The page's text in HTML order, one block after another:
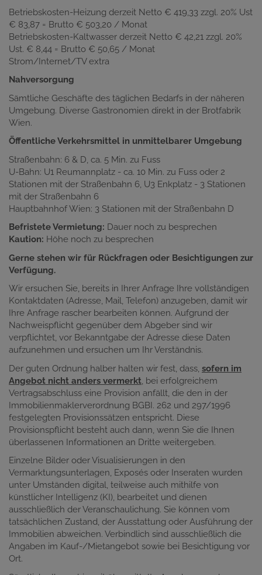
Betriebskosten-Heizung derzeit Netto € 419,33 zzgl. 20% Ust
€ 83,87 = Brutto € 503,20 / Monat
Betriebskosten-Kaltwasser derzeit Netto € 42,21 zzgl. 20%
Ust. € 8,44 = Brutto € 50,65 / Monat
Strom/Internet/TV extra
Nahversorgung
Sämtliche Geschäfte des täglichen Bedarfs in der näheren
Umgebung. Diverse Gastronomien direkt in der Brotfabrik
Wien.
Öffentliche Verkehrsmittel in unmittelbarer Umgebung
Straßenbahn: 6 & D, ca. 5 Min. zu Fuss
U-Bahn: U1 Reumannplatz - ca. 10 Min. zu Fuss oder 2
Stationen mit der Straßenbahn 6, U3 Enkplatz - 3 Stationen
mit der Straßenbahn 6
Hauptbahnhof Wien: 3 Stationen mit der Straßenbahn D
Befristete Vermietung: Dauer noch zu besprechen
Kaution: Höhe noch zu besprechen
Gerne stehen wir für Rückfragen oder Besichtigungen zur
Verfügung.
Wir ersuchen Sie, bereits in Ihrer Anfrage Ihre vollständigen
Kontaktdaten (Adresse, Mail, Telefon) anzugeben, damit wir
Ihre Anfrage rascher bearbeiten können. Aufgrund der
Nachweispflicht gegenüber dem Abgeber sind wir
verpflichtet, vor Bekanntgabe der Adresse diese Daten
aufzunehmen und ersuchen um Ihr Verständnis.
Der guten Ordnung halber halten wir fest, dass, sofern im
Angebot nicht anders vermerkt, bei erfolgreichem
Vertragsabschluss eine Provision anfällt, die den in der
Immobilienmaklerverordnung BGBI. 262 und 297/1996
festgelegten Provisionssätzen entspricht. Diese
Provisionspflicht besteht auch dann, wenn Sie die Ihnen
überlassenen Informationen an Dritte weitergeben.
Einzelne Bilder oder Visualisierungen in den
Vermarktungsunterlagen, Exposés oder Inseraten wurden
unter Umständen digital, teilweise auch mithilfe von
künstlicher Intelligenz (KI), bearbeitet und dienen
ausschließlich der Veranschaulichung. Sie können vom
tatsächlichen Zustand, der Ausstattung oder Ausführung der
Immobilien abweichen. Verbindlich sind ausschließlich die
Angaben im Kauf-/Mietangebot sowie bei Besichtigung vor
Ort.